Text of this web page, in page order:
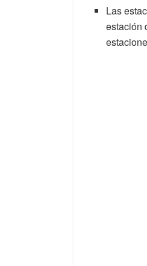
Las
estación